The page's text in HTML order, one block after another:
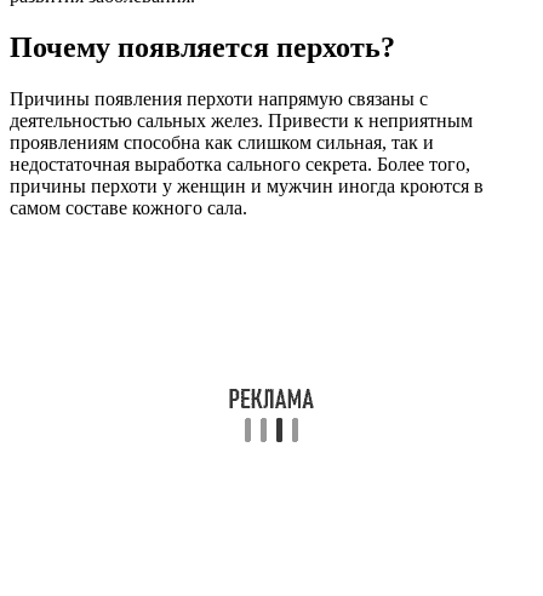
Почему появляется перхоть?
Причины появления перхоти напрямую связаны с
деятельностью сальных желез. Привести к неприятным
проявлениям способна как слишком сильная, так и
недостаточная выработка сального секрета. Более того,
причины перхоти у женщин и мужчин иногда кроются в
самом составе кожного сала.